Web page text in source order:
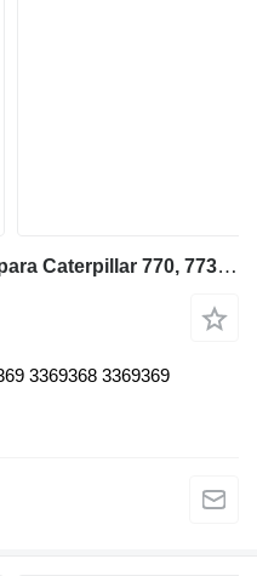
336-9368 rótula de dirección para Caterpillar 770, 773, 777 volquete rígido
3369368 3369369